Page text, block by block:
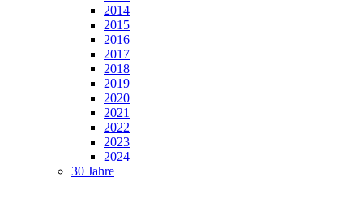
2014
2015
2016
2017
2018
2019
2020
2021
2022
2023
2024
30 Jahre